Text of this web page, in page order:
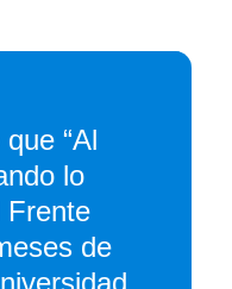
“Al
lo
Frente
de